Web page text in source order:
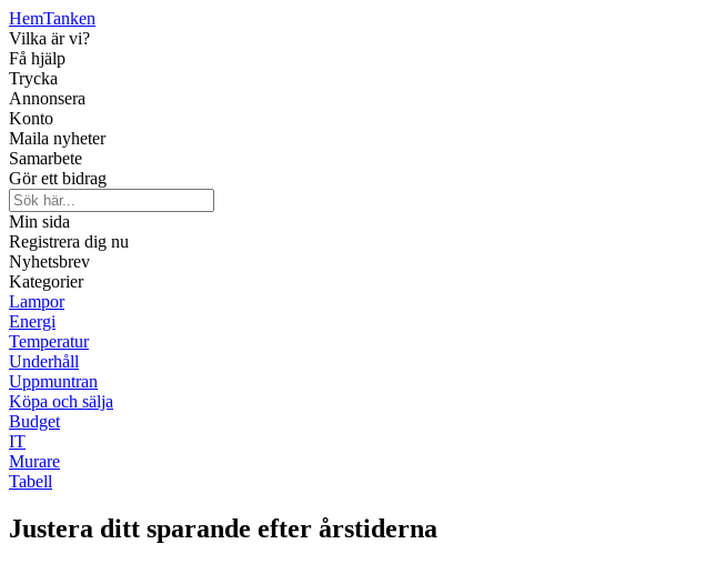
HemTanken
Vilka är vi?
Få hjälp
Trycka
Annonsera
Konto
Maila nyheter
Samarbete
Gör ett bidrag
Min sida
Registrera dig nu
Nyhetsbrev
Kategorier
Lampor
Energi
Temperatur
Underhåll
Uppmuntran
Köpa och sälja
Budget
IT
Murare
Tabell
Justera ditt sparande efter årstiderna